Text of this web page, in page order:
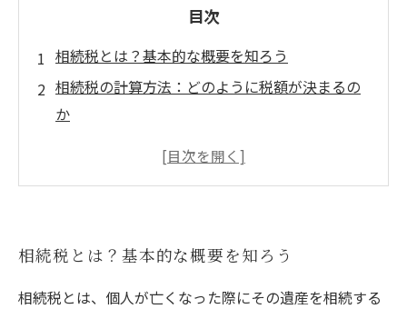
目次
相続税とは？基本的な概要を知ろう
相続税の計算方法：どのように税額が決まるの
か
相続税の控除と特例：お得な制度を活用しよう
相続税とは？基本的な概要を知ろう
相続税とは、個人が亡くなった際にその遺産を相続する